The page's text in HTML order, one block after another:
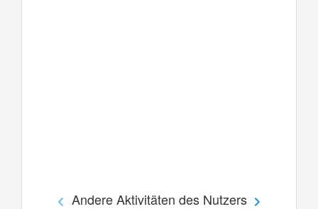
Andere Aktivitäten des Nutzers